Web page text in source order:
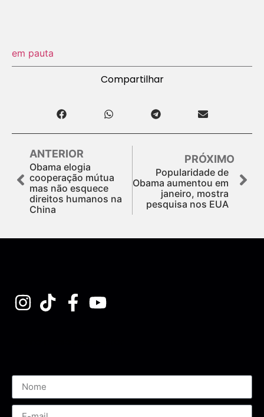
em pauta
Compartilhar
ANTERIOR
Obama elogia
cooperação mútua
mas não esquece
direitos humanos na
China
PRÓXIMO
Popularidade de
Obama aumentou em
janeiro, mostra
pesquisa nos EUA